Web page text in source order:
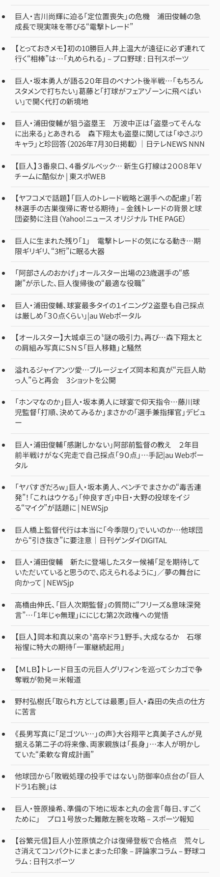
巨人・吉川尚輝に迫る「定位置喪失」の危機 浦田俊輔の急
成長で現実味を帯びる“電撃トレード”
【とっておきメモ】初の10勝巨人井上温大が遠征に必ず連れて
行く“相棒”は…「丸められる」 – プロ野球 : 日刊スポーツ
巨人・坂本勇人が語る２０年目のペナント後半戦…「もちろん
スタメンで打ちたい」葛藤と「打球がフェアゾーンに飛べばい
い」で開く代打の新境地
巨人・浦田俊輔が狙う盗塁王 万波中正は「盗塁ってそんな
に出来る」とあきれる 森下翔太も盗塁に関しては「ゆさぶり
キャラ」と珍回答（2026年7月30日掲載）｜日テレNEWS NNN
【巨人】３番泉口、４番ダルベック… 新生Ｇ打線は２００８年Ｖ
チームに酷似か | 東スポWEB
【ヤフコメで話題】「巨人のトレード戦略と選手への配慮」「若
林選手の古巣復帰に寄せる期待」 – 金銭トレードの背景と球
団姿勢に注目（Yahoo!ニュース オリジナル THE PAGE）
巨人に生まれた残り「1」 電撃トレードの気になる動き…期
限ギリギリ、“3桁”に眠る大器
「阿部さんのおかげ」オールスター出場の23歳選手の“感
謝”が示した、巨人復帰後の“最適な役職”
巨人・浦田俊輔、球宴最多タイの１イニング２盗塁も自己採点
は厳しめ「３０点くらい」|au Webポータル
【オールスター】大城卓三の〝謎の吸引力〟再び…森下翔太と
の肩組み写真にＳＮＳ「巨人移籍」と騒然
溢れるジャイアンツ愛…ブルージェイズ岡本和真が“元巨人助
っ人”らと再会 3ショットを公開
「ホンマなのか」巨人・坂本勇人に球宴で仰天指令…藤川球
児監督「打順、決めてみるか」まさかの「選手兼指揮官」デビュ
ー
巨人・浦田俊輔「感謝しかない」阿部前監督の教え ２年目
前半戦けがなく完走で自己採点「９０点」…手記|au Webポー
タル
「ヤバすぎだろw」巨人・坂本勇人、ベンチでまさかの“毒舌連
発”！「これはウケる」「仲良すぎ」中日・大野の投球をイジ
る“マイク”が話題に | NEWSjp
巨人橋上監督代行は本当に「今季限り」でいいのか…他球団
から“引き抜き”に要注意｜日刊ゲンダイDIGITAL
巨人・浦田俊輔 新たに登場したスター候補「足を期待して
いただいていると思うので、応えられるように」／夢の舞台に
向かって | NEWSjp
高橋由伸氏、「巨人次期監督」の質問に“フリーズ＆意味深発
言”…「1年じゃ無理」ににじむ第2次政権への覚悟
【巨人】岡本和真以来の〝高卒ドラ１野手〟大成なるか 石塚
裕惺に特大の期待「一軍継続起用」
【ＭＬＢ】トレード目玉の元巨人グリフィンを巡ってシカゴで争
奪戦が勃発＝米報道
野村弘樹氏「取られ方としては最悪」巨人・森田の失点の仕方
に苦言
《長男写真に「足ゴツい…」の声》大谷翔平と真美子さんが見
据える第二子の将来像、両家親族は「長身」…本人が明かし
ていた“柔軟な育成計画”
他球団から「敗戦処理の投手ではない」防御率0点台の「巨人
ドラ1右腕」は
巨人・笹原操希、準備の下地に坂本と丸の金言「毎日、すごく
ために」 プロ１号放った難敵左腕を攻略 – スポーツ報知
【谷繁元信】巨人小笠原慎之介は復帰登板で合格点 荒々し
さ消えてコンパクトにまとまった印象 – 評論家コラム – 野球コ
ラム : 日刊スポーツ